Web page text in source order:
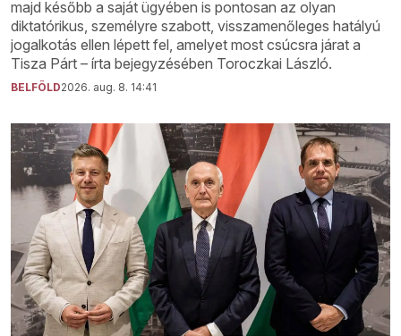
majd később a saját ügyében is pontosan az olyan
diktatórikus, személyre szabott, visszamenőleges hatályú
jogalkotás ellen lépett fel, amelyet most csúcsra járat a
Tisza Párt – írta bejegyzésében Toroczkai László.
BELFÖLD2026. aug. 8. 14:41